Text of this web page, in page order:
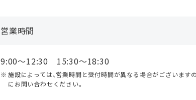
営業時間
9:00〜12:30 15:30〜18:30
施設によっては、営業時間と受付時間が異なる場合がございます
にお問い合わせください。